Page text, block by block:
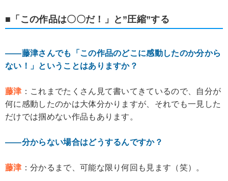
■「この作品は〇〇だ！」と”圧縮”する
――藤津さんでも「この作品のどこに感動したのか分から
ない！」ということはありますか？
藤津 ：これまでたくさん見て書いてきているので、自分が
何に感動したのかは大体分かりますが、それでも一見した
だけでは掴めない作品もあります。
――分からない場合はどうするんですか？
藤津 ：分かるまで、可能な限り何回も見ます（笑）。